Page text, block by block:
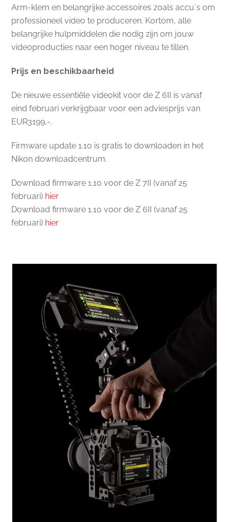
Arm-klem en belangrijke accessoires zoals accu´s om
professioneel video te produceren. Kortom, alle
belangrijke hulpmiddelen die nodig zijn om jouw
videoproducties naar een hoger niveau te tillen.
Prijs en beschikbaarheid
De nieuwe essentiële videokit voor de Z 6II is vanaf
eind februari verkrijgbaar voor een adviesprijs van
EUR3199,-.
Firmware update 1.10 is gratis te downloaden in het
Nikon downloadcentrum.
Download firmware 1.10 voor de Z 7II (vanaf 25
februari) hier
Download firmware 1.10 voor de Z 6II (vanaf 25
februari) hier